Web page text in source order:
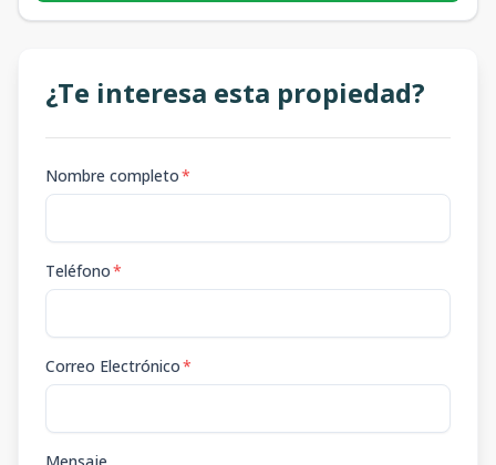
¿Te interesa esta propiedad?
Nombre completo*
Teléfono*
Correo Electrónico*